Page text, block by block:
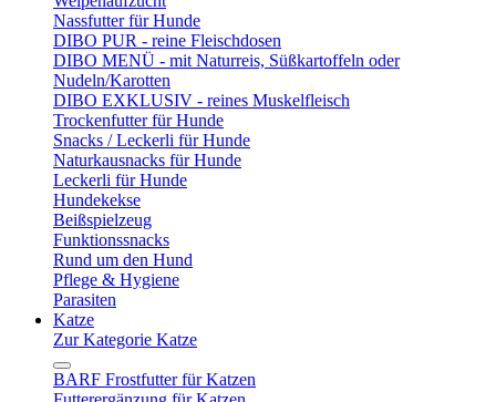
Nassfutter für Hunde
DIBO PUR - reine Fleischdosen
DIBO MENÜ - mit Naturreis, Süßkartoffeln oder
Nudeln/Karotten
DIBO EXKLUSIV - reines Muskelfleisch
Trockenfutter für Hunde
Snacks / Leckerli für Hunde
Naturkausnacks für Hunde
Leckerli für Hunde
Hundekekse
Beißspielzeug
Funktionssnacks
Rund um den Hund
Pflege & Hygiene
Parasiten
Katze
Zur Kategorie Katze
BARF Frostfutter für Katzen